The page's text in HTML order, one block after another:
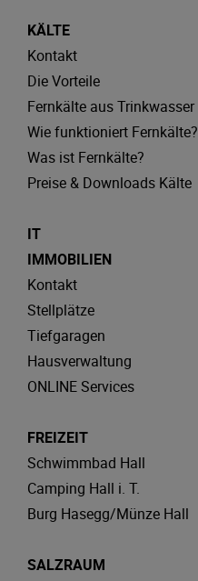
KÄLTE
Kontakt
Die Vorteile
Fernkälte aus Trinkwasser
Wie funktioniert Fernkälte?
Was ist Fernkälte?
Preise & Downloads Kälte
IT
IMMOBILIEN
Kontakt
Stellplätze
Tiefgaragen
Hausverwaltung
ONLINE Services
FREIZEIT
Schwimmbad Hall
Camping Hall i. T.
Burg Hasegg/Münze Hall
SALZRAUM